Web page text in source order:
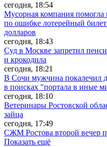
сегодня, 18:54
Мусорная компания
по ошибке лотерейный
долларов
сегодня, 18:43
Суд в Москве запретил
и крокодила
сегодня, 18:21
В Сочи мужчина покалечил
в поисках "портала в иные
сегодня, 18:10
Ветеринары Ростовской
зайца
сегодня, 17:49
СЖМ Ростова второй вечер
Показать ещё